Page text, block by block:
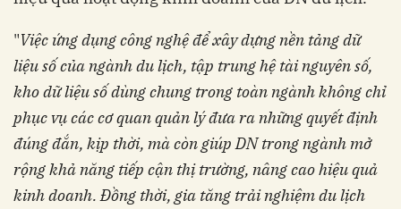
"Việc ứng dụng công nghệ để xây dựng nền tảng dữ
liệu số của ngành du lịch, tập trung hệ tài nguyên số,
kho dữ liệu số dùng chung trong toàn ngành không chỉ
phục vụ các cơ quan quản lý đưa ra những quyết định
đúng đắn, kịp thời, mà còn giúp DN trong ngành mở
rộng khả năng tiếp cận thị trường, nâng cao hiệu quả
kinh doanh. Đồng thời, gia tăng trải nghiệm du lịch